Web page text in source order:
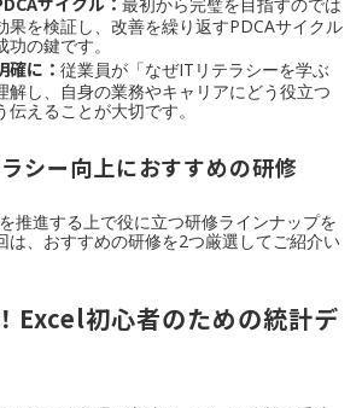
最初から完璧を目指すのでは
果を検証し、改善を繰り返すPDCAサイクル
の鍵です。
確に： 従業員が「なぜITリテラシーを学ぶ
解し、自身の業務やキャリアにどう役立つ
えることが大切です。
シー向上におすすめの研修
推進する上で役に立つ研修ラインナップを
は、おすすめの研修を2つ厳選してご紹介い
Excel初心者のための統計デ